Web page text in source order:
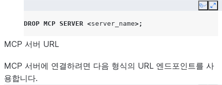
RETURNS ARRAY -- Use ARRAY to explicitly state a list
HANDLER = 'get_numbers'
AS
Copy
DROP MCP SERVER <server_name>;
MCP 서버 URL
MCP 서버에 연결하려면 다음 형식의 URL 엔드포인트를 사
용합니다.